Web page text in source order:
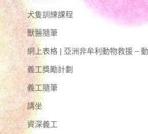
犬隻訓練課程
獸醫隨筆
網上表格 | 亞洲非牟利動物救援 –
義工獎勵計劃
義工隨筆
講坐
資深義工